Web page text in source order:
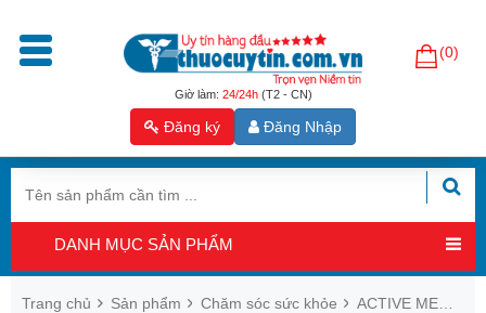
Giờ làm: 24/24h(T2 - CN)
(0)
Đăng ký Đăng Nhập
Trang
phẩm
Tăng
sinh
lý
nam
DANH MỤC SẢN PHẨM
Trang chủ Sản phẩm Chăm sóc sức khỏe